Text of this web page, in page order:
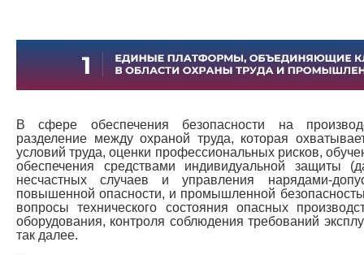
В сфере обеспечения безопасности на
разделение между охраной труда, которая
условий труда, оценки профессиональных рисков,
обеспечения средствами индивидуальной защиты
несчастных случаев и управления нарядами-
повышенной опасности, и промышленной
вопросы технического состояния опасных
оборудования, контроля соблюдения требований
так далее.